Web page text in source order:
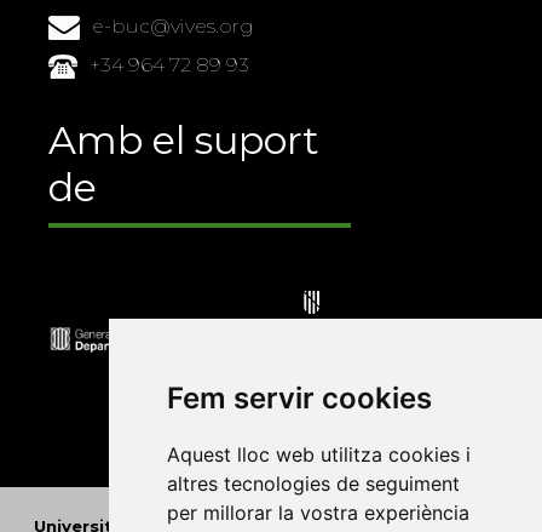
Fem servir cookies
Aquest lloc web utilitza cookies i
altres tecnologies de seguiment
per millorar la vostra experiència
e-buc@vives.org
+34 964 72 89 93
Amb el suport
de
Universitat Abat Oliba CEU • Universitat d'Alacant